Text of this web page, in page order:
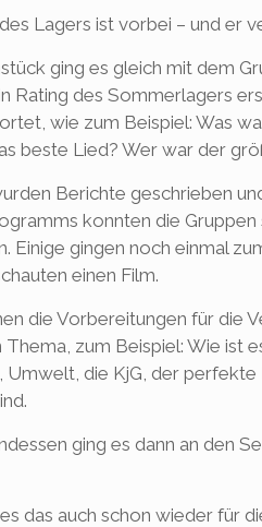
Lagers ist vorbei – und er
ging es gleich mit dem
Rating des Sommerlagers
wie zum Beispiel: Was
beste Lied? Wer war der
Berichte geschrieben
konnten die
Einige gingen noch einmal
einen Film.
die Vorbereitungen für die
zum Beispiel: Wie ist
Umwelt, die KjG, der
ging es dann an den
das auch schon wieder für